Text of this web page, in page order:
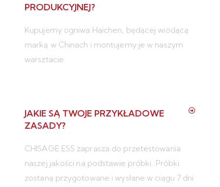
PRODUKCYJNEJ?
Kupujemy ogniwa Haichen, będącej wiodącą
marką w Chinach i montujemy je w naszym
warsztacie.
JAKIE SĄ TWOJE PRZYKŁADOWE
ZASADY?
CHISAGE ESS zaprasza do przetestowania
naszej jakości na podstawie próbki. Próbki
zostaną przygotowane i wysłane w ciągu 7 dni